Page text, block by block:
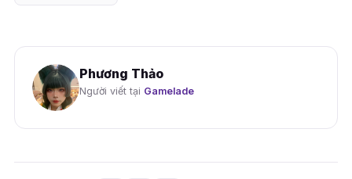
Phương Thảo
Người viết tại Gamelade